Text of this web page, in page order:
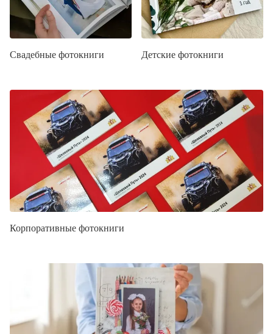
Свадебные фотокниги Детские фотокниги
Корпоративные фотокниги